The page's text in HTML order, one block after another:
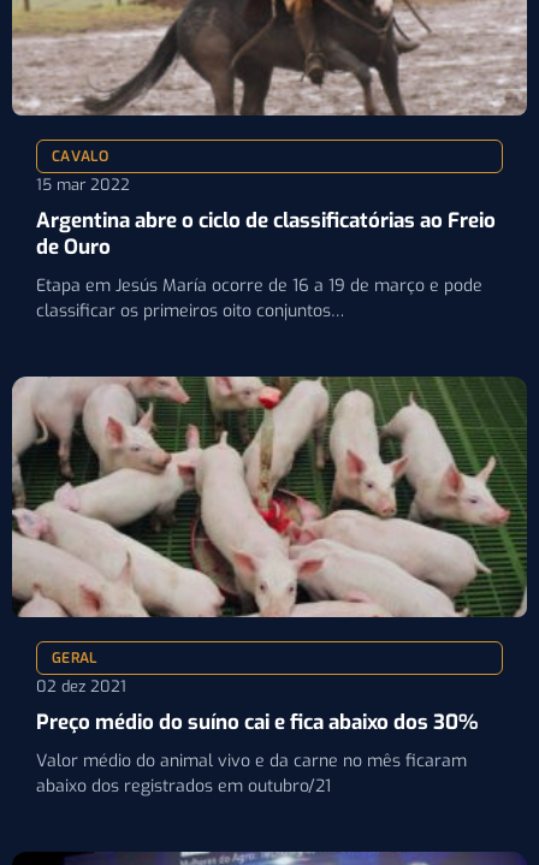
CAVALO
15 mar 2022
Argentina abre o ciclo de classificatórias ao Freio
de Ouro
Etapa em Jesús María ocorre de 16 a 19 de março e pode
classificar os primeiros oito conjuntos…
GERAL
02 dez 2021
Preço médio do suíno cai e fica abaixo dos 30%
Valor médio do animal vivo e da carne no mês ficaram
abaixo dos registrados em outubro/21